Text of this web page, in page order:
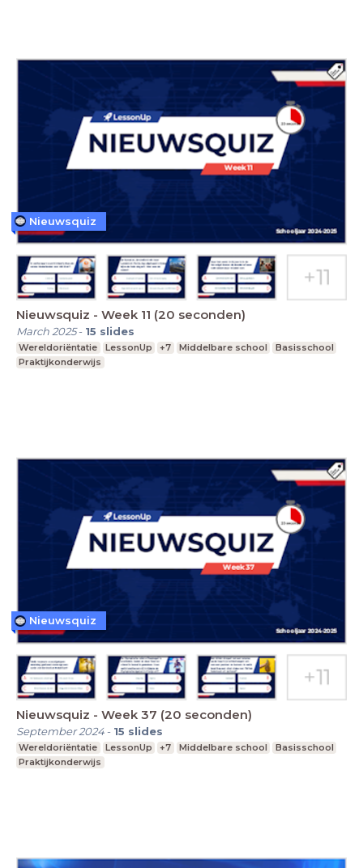
Nieuwsquiz - Week 11 (20 seconden)
March 2025- 15 slides
Wereldoriëntatie LessonUp +7 Middelbare school
Basisschool
Praktijkonderwijs
Nieuwsquiz
Nieuwsquiz - Week 37 (20 seconden)
September 2024- 15 slides
Wereldoriëntatie LessonUp +7 Middelbare school
Basisschool
Praktijkonderwijs
Nieuwsquiz